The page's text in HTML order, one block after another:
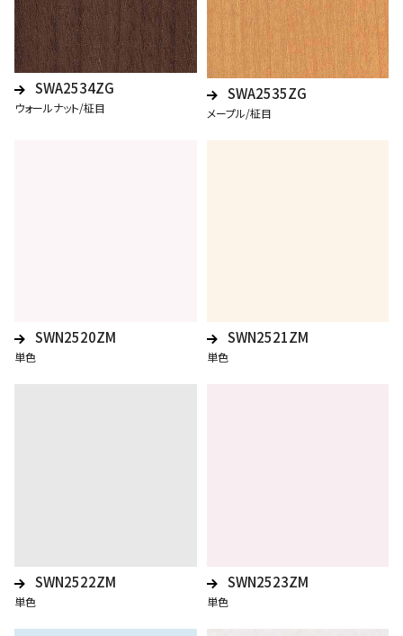
SWA2534ZG
ウォールナット/柾目
SWA2535ZG
メープル/柾目
SWN2520ZM
単色
SWN2521ZM
単色
SWN2522ZM
単色
SWN2523ZM
単色